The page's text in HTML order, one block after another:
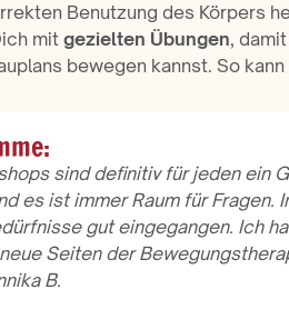
Benutzung des Körpers
mit gezielten Übungen,
bewegen kannst. So kann
sind definitiv für jeden ein
es ist immer Raum für Fragen.
gut eingegangen. Ich
Seiten der
B.